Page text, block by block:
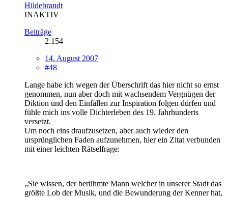
Hildebrandt
INAKTIV
Beiträge
2.154
14. August 2007
#48
Lange habe ich wegen der Überschrift das hier nicht so ernst
genommen, nun aber doch mit wachsendem Vergnügen der
Diktion und den Einfällen zur Inspiration folgen dürfen und
fühle mich ins volle Dichterleben des 19. Jahrhunderts
versetzt.
Um noch eins draufzusetzen, aber auch wieder den
ursprünglichen Faden aufzunehmen, hier ein Zitat verbunden
mit einer leichten Rätselfrage:
„Sie wissen, der berühmte Mann welcher in unserer Stadt das
größte Lob der Musik, und die Bewunderung der Kenner hat,